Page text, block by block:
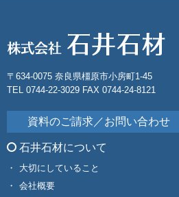
〒634-0075 奈良県橿原市小房町1-45
TEL 0744-22-3029 FAX 0744-24-8121
資料のご請求／お問い合わせ
石井石材について
大切にしていること
会社概要